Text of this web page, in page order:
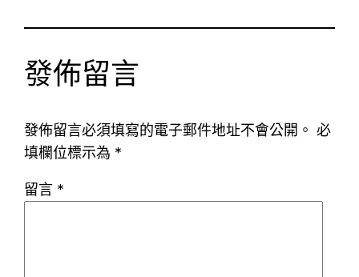
發佈留言
發佈留言必須填寫的電子郵件地址不會公開。 必
填欄位標示為 *
留言 *